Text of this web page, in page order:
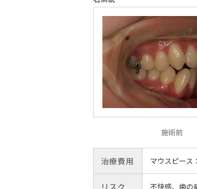
施術前
治療費用 マウスピース
リスク 不快感、歯の